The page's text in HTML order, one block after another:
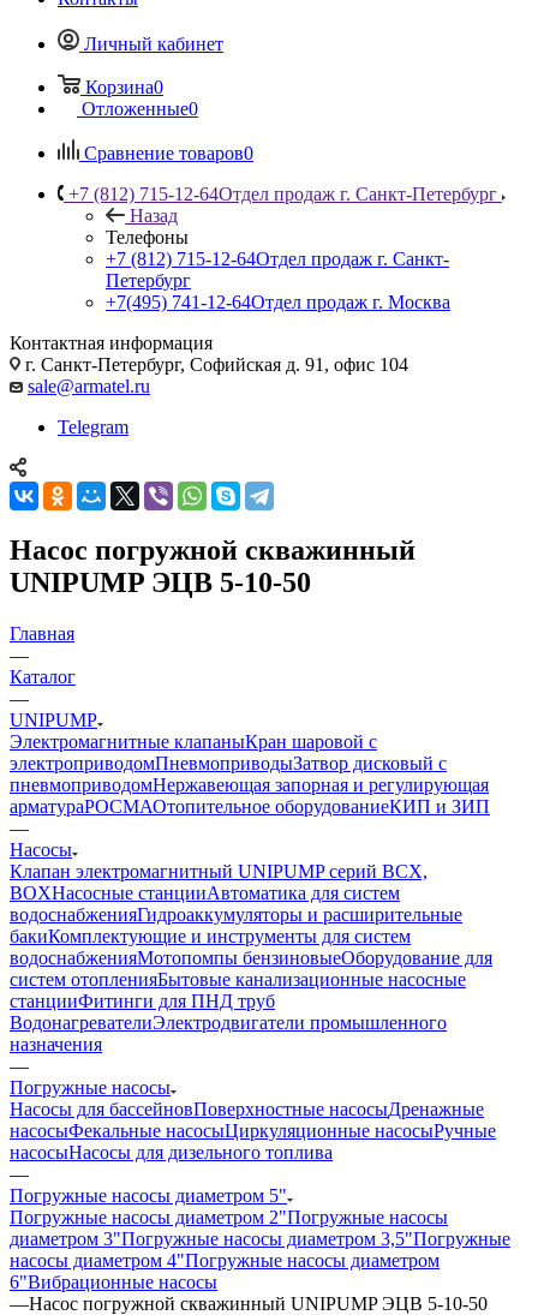
Личный кабинет
Корзина0
Отложенные0
Сравнение товаров0
+7 (812) 715-12-64Отдел продаж г. Санкт-Петербург
Назад
Телефоны
+7 (812) 715-12-64Отдел продаж г. Санкт-
Петербург
+7(495) 741-12-64Отдел продаж г. Москва
Контактная информация
г. Санкт-Петербург, Софийская д. 91, офис 104
sale@armatel.ru
Telegram
Насос погружной скважинный
UNIPUMP ЭЦВ 5-10-50
Главная
—
Каталог
—
UNIPUMP
Электромагнитные клапаныКран шаровой с
электроприводомПневмоприводыЗатвор дисковый с
пневмоприводомНержавеющая запорная и регулирующая
арматураРОСМАОтопительное оборудованиеКИП и ЗИП
—
Насосы
Клапан электромагнитный UNIPUMP серий BCX,
BOXНасосные станцииАвтоматика для систем
водоснабженияГидроаккумуляторы и расширительные
бакиКомплектующие и инструменты для систем
водоснабженияМотопомпы бензиновыеОборудование для
систем отопленияБытовые канализационные насосные
станцииФитинги для ПНД труб
ВодонагревателиЭлектродвигатели промышленного
назначения
—
Погружные насосы
Насосы для бассейновПоверхностные насосыДренажные
насосыФекальные насосыЦиркуляционные насосыРучные
насосыНасосы для дизельного топлива
—
Погружные насосы диаметром 5"
Погружные насосы диаметром 2"Погружные насосы
диаметром 3"Погружные насосы диаметром 3,5"Погружные
насосы диаметром 4"Погружные насосы диаметром
6"Вибрационные насосы
—Насос погружной скважинный UNIPUMP ЭЦВ 5-10-50